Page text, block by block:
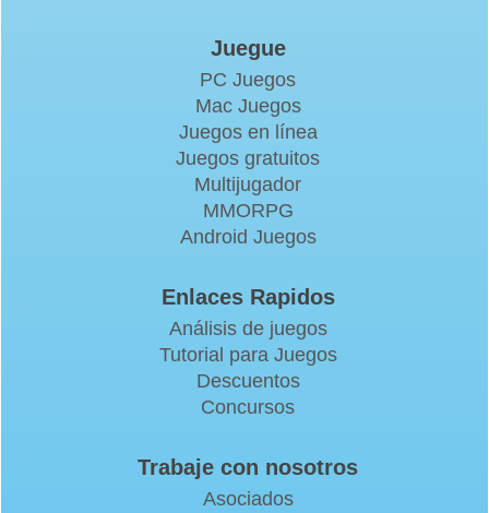
Juegue
PC Juegos
Mac Juegos
Juegos en línea
Juegos gratuitos
Multijugador
MMORPG
Android Juegos
Enlaces Rapidos
Análisis de juegos
Tutorial para Juegos
Descuentos
Concursos
Trabaje con nosotros
Asociados